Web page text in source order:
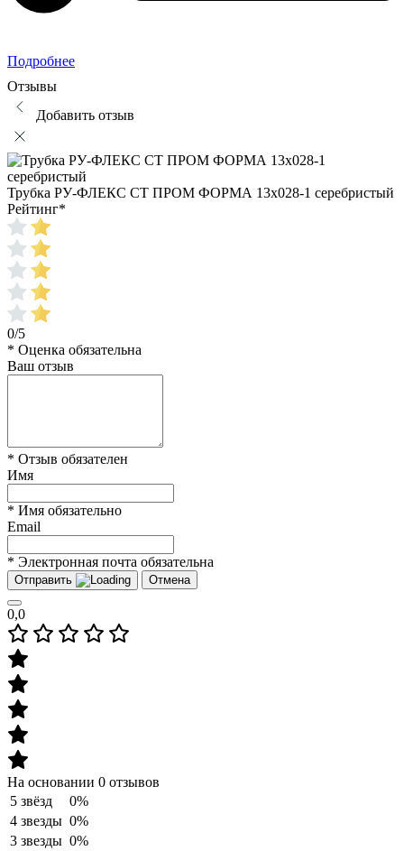
Подробнее
Отзывы
Добавить отзыв
Трубка РУ-ФЛЕКС СТ ПРОМ ФОРМА 13x028-1 серебристый
Рейтинг*
0/5
* Оценка обязательна
Ваш отзыв
* Отзыв обязателен
Имя
* Имя обязательно
Email
* Электронная почта обязательна
Отправить Отмена
0,0
На основании 0 отзывов
5 звёзд
0%
4 звезды 0%
3 звезды 0%